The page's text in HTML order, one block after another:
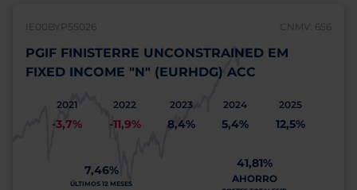
IE00BYP55026 CNMV: 656
PGIF FINISTERRE UNCONSTRAINED EM
FIXED INCOME "N" (EURHDG) ACC
2021
-3,7%
2022
-11,9%
2023
8,4%
2024
5,4%
2025
12,5%
7,46%
ÚLTIMOS 12 MESES
41,81%
AHORRO